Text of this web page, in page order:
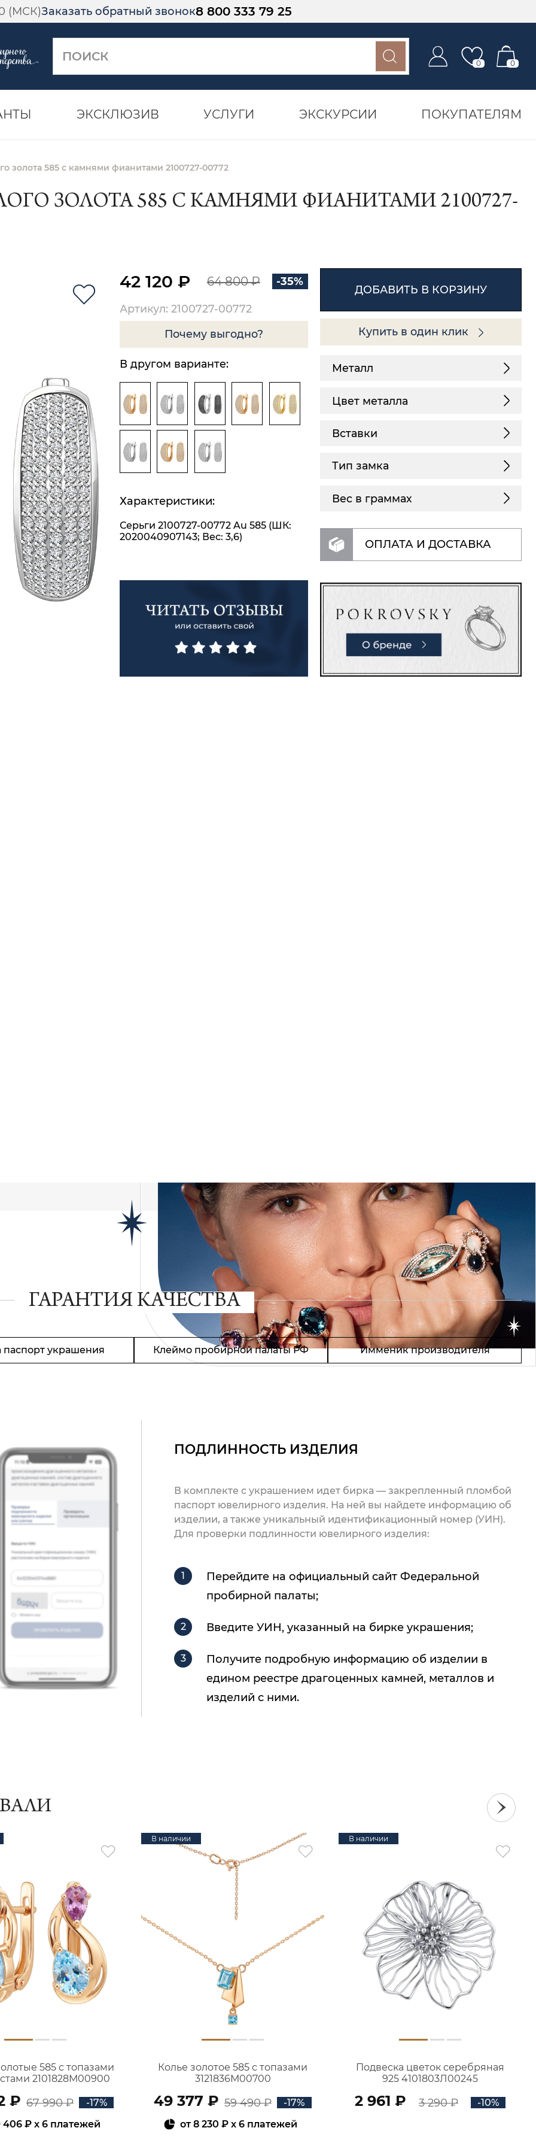
(МСК)Заказать обратный звонок8 800 333 79 25
0 0
ЭКСКЛЮЗИВ УСЛУГИ ЭКСКУРСИИ ПОКУПАТЕЛЯМ
золота 585 с камнями фианитами 2100727-00772
ЗОЛОТА 585 С КАМНЯМИ ФИАНИТАМИ 2100727-
42 120 ₽ 64 800 ₽ -35%
Артикул: 2100727-00772
Почему выгодно?
В другом варианте:
Характеристики:
Серьги 2100727-00772 Au 585 (ШК:
2020040907143; Вес: 3,6)
ДОБАВИТЬ В КОРЗИНУ
Купить в один клик
Металл
Цвет металла
Вставки
Тип замка
Вес в граммах
ОПЛАТА И ДОСТАВКА
ГАРАНТИЯ КАЧЕСТВА
паспорт украшения Клеймо пробирной палаты РФ Имменик производителя
ПОДЛИННОСТЬ ИЗДЕЛИЯ
В комплекте с украшением идет бирка — закрепленный пломбой
паспорт ювелирного изделия. На ней вы найдете информацию об
изделии, а также уникальный идентификационный номер (УИН).
Для проверки подлинности ювелирного изделия:
Перейдите на официальный сайт Федеральной
пробирной палаты;
Введите УИН, указанный на бирке украшения;
Получите подробную информацию об изделии в
едином реестре драгоценных камней, металлов и
изделий с ними.
585 с топазами
2101828М00900
₽ 67 990 ₽
-17%
406 ₽ x 6 платежей
В наличии
Колье золотое 585 с топазами
3121836М00700
49 377 ₽ 59 490 ₽
-17%
от8 230 ₽x 6 платежей
В наличии
Подвеска цветок серебряная
925 4101803Л00245
2 961 ₽ 3 290 ₽ -10%